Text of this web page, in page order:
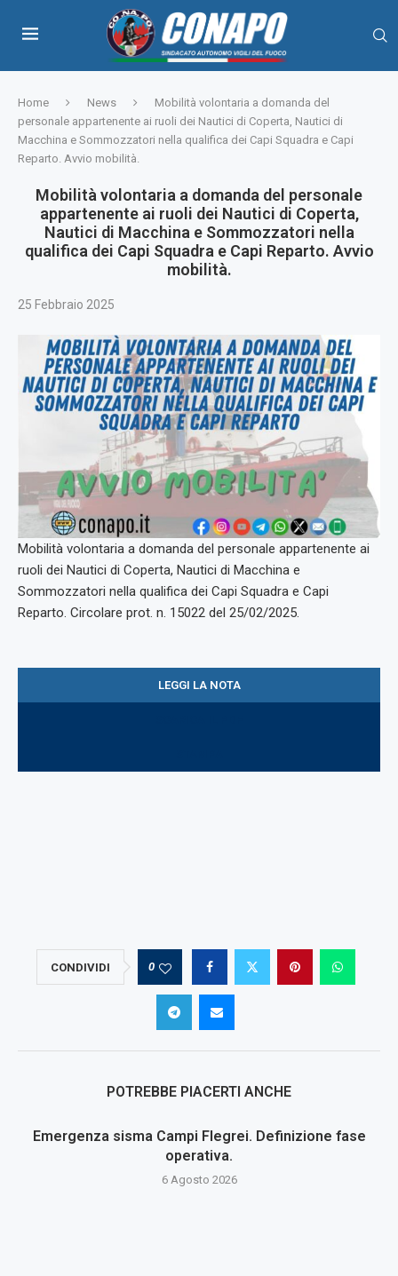
Home News
Mobilità volontaria a domanda del
personale appartenente ai ruoli dei Nautici di Coperta, Nautici di
Macchina e Sommozzatori nella qualifica dei Capi Squadra e Capi
Reparto. Avvio mobilità.
Mobilità volontaria a domanda del personale
appartenente ai ruoli dei Nautici di Coperta,
Nautici di Macchina e Sommozzatori nella
qualifica dei Capi Squadra e Capi Reparto. Avvio
mobilità.
25 Febbraio 2025
Mobilità volontaria a domanda del personale appartenente ai
ruoli dei Nautici di Coperta, Nautici di Macchina e
Sommozzatori nella qualifica dei Capi Squadra e Capi
Reparto. Circolare prot. n. 15022 del 25/02/2025.
LEGGI LA NOTA
CONDIVIDI 0
POTREBBE PIACERTI ANCHE
Emergenza sisma Campi Flegrei. Definizione fase
operativa.
6 Agosto 2026